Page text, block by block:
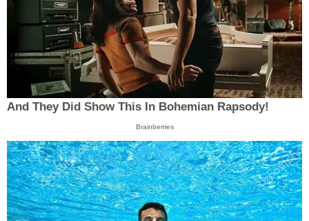
And They Did Show This In Bohemian Rapsody!
Brainberries